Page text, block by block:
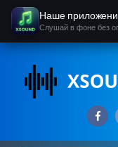
Наше
Слушай в фоне без